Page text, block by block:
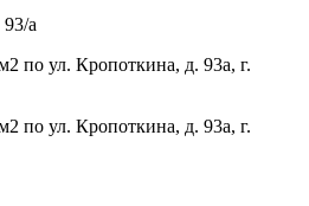
а
по ул. Кропоткина, д. 93а, г.
по ул. Кропоткина, д. 93а, г.